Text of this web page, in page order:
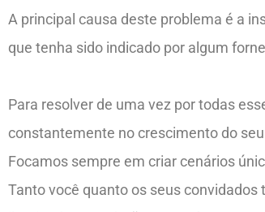
A principal causa deste problema é a
que tenha sido indicado por algum
Para resolver de uma vez por todas
constantemente no crescimento do
Focamos sempre em criar cenários
Tanto você quanto os seus